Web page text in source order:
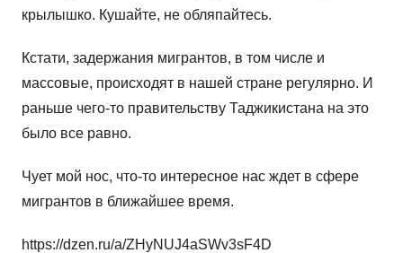
крылышко. Кушайте, не обляпайтесь.
Кстати, задержания мигрантов, в том числе и
массовые, происходят в нашей стране регулярно. И
раньше чего-то правительству Таджикистана на это
было все равно.
Чует мой нос, что-то интересное нас ждет в сфере
мигрантов в ближайшее время.
https://dzen.ru/a/ZHyNUJ4aSWv3sF4D